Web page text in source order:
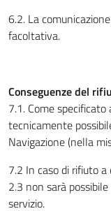
6.2. La
facoltativa.
Conseguenze del
7.1. Come
tecnicamente
Navigazione (nella
7.2 In caso di rifiuto
2.3 non sarà
servizio.